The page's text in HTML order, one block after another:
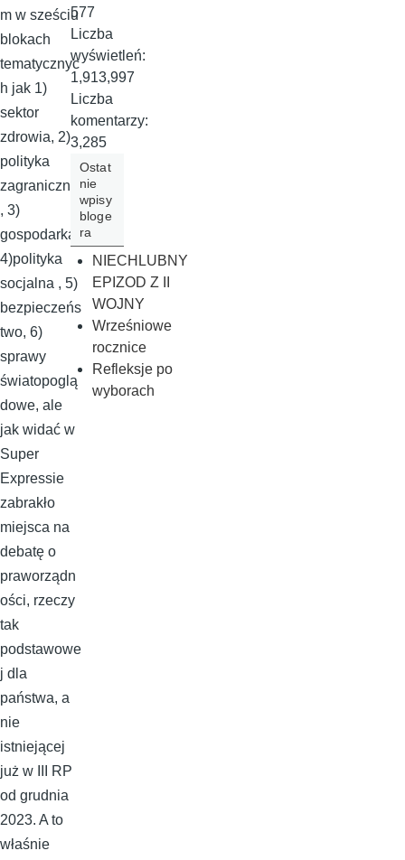
m w sześciu
blokach
tematycznyc
h jak 1)
sektor
zdrowia, 2)
polityka
zagraniczna
, 3)
gospodarka,
4)polityka
socjalna , 5)
bezpieczeńs
two, 6)
sprawy
światopoglą
dowe, ale
jak widać w
Super
Expressie
zabrakło
miejsca na
debatę o
praworządn
ości, rzeczy
tak
podstawowe
j dla
państwa, a
nie
istniejącej
już w III RP
od grudnia
2023. A to
właśnie
577
Liczba
wyświetleń:
1,913,997
Liczba
komentarzy:
3,285
Ostat
nie
wpisy
bloge
ra
NIECHLUBNY
EPIZOD Z II
WOJNY
Wrześniowe
rocznice
Refleksje po
wyborach